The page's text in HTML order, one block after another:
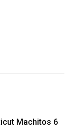
Machitos 6